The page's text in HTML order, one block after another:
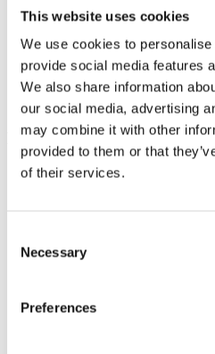
This website uses cookies
We use cookies to
provide social media features
We also share information
our social media, advertising
may combine it with other
provided to them or that
of their services.
Selection
Necessary
Preferences
Documentation et guides
Documentation
Poêles
EN 16510
Viva L 160 Wood
Manuels
User manual
Dimensional drawing w. side